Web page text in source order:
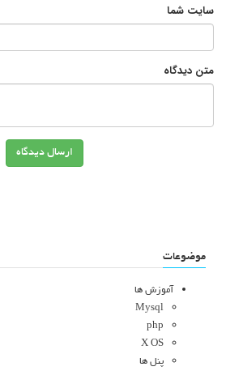
سایت شما
متن دیدگاه
ارسال دیدگاه
موضوعات
آموزش ها
Mysql
php
X OS
پنل ها